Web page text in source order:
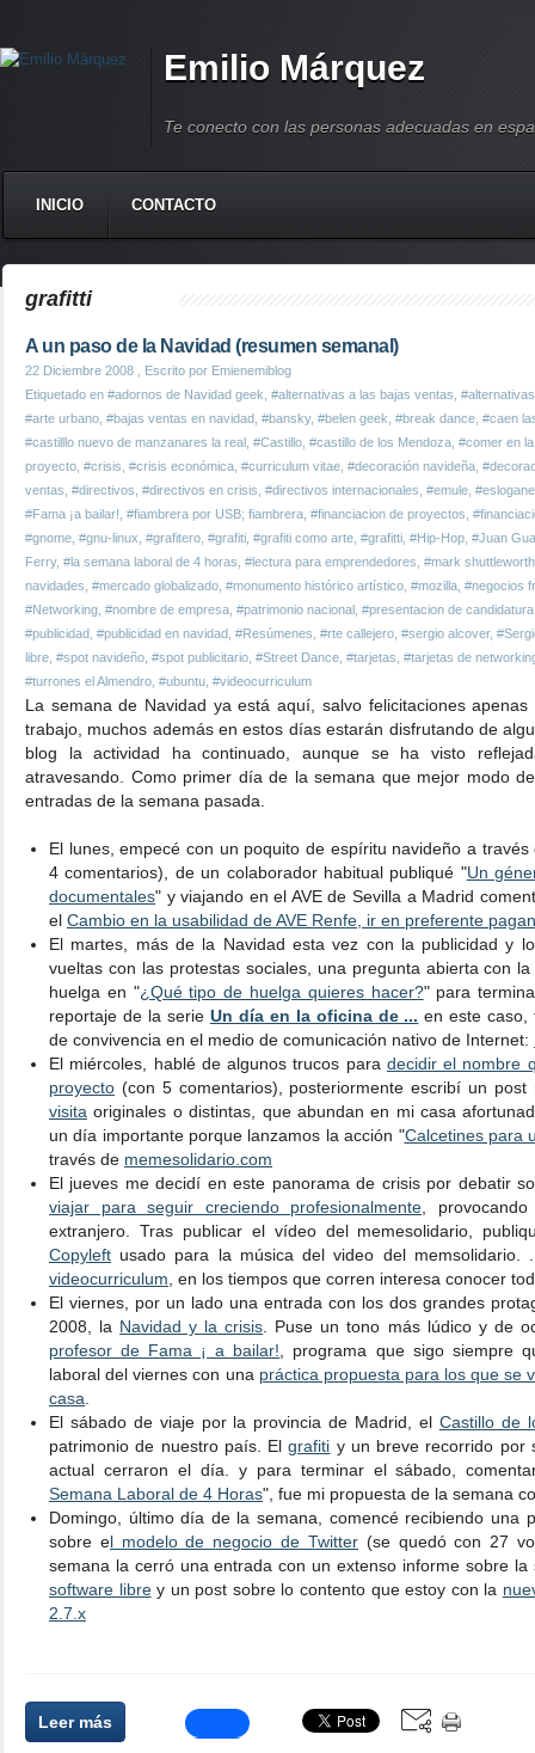
Emilio Márquez
Te conecto con las personas adecuadas en
INICIO CONTACTO
grafitti
A un paso de la Navidad (resumen semanal)
22 Diciembre 2008 , Escrito por Emienemiblog
Etiquetado en #adornos de Navidad geek #alternativas a las bajas ventas
#arte urbano #bajas ventas en navidad #bansky, #belen geek #break dance #caen
#castilllo nuevo de manzanares la real #Castillo #castillo de los Mendoza #comer en
proyecto #crisis #crisis económica #curriculum vitae #decoración navideña
ventas #directivos #directivos en crisis #directivos internacionales #emule
#Fama ¡a bailar! #fiambrera por USB; fiambrera #financiacion de proyectos
#gnome #gnu-linux #grafitero #grafiti #grafiti como arte #grafitti #Hip-Hop #Juan
Ferry, #la semana laboral de 4 horas #lectura para emprendedores #mark shuttleworth
navidades #mercado globalizado #monumento histórico artístico #mozilla #negocios
#Networking #nombre de empresa #patrimonio nacional #presentacion de candidatura
#publicidad #publicidad en navidad #Resúmenes #rte callejero #sergio alcover,
libre #spot navideño #spot publicitario #Street Dance #tarjetas #tarjetas de
#turrones el Almendro #ubuntu #videocurriculum
La semana de Navidad ya está aquí, salvo felicitaciones
trabajo, muchos además en estos días estarán disfrutando de
blog la actividad ha continuado, aunque se ha visto
atravesando. Como primer día de la semana que mejor modo
entradas de la semana pasada.
El lunes, empecé con un poquito de espíritu navideño a
4 comentarios), de un colaborador habitual publiqué "Un
documentales" y viajando en el AVE de Sevilla a Madrid
el Cambio en la usabilidad de AVE Renfe, ir en preferente
El martes, más de la Navidad esta vez con la publicidad y
vueltas con las protestas sociales, una pregunta abierta con
huelga en "¿Qué tipo de huelga quieres hacer?" para
reportaje de la serie Un día en la oficina de ... en este caso,
de convivencia en el medio de comunicación nativo de Internet:
El miércoles, hablé de algunos trucos para decidir el nombre
proyecto (con 5 comentarios), posteriormente escribí un
visita originales o distintas, que abundan en mi casa
un día importante porque lanzamos la acción "Calcetines para
través de memesolidario.com
El jueves me decidí en este panorama de crisis por debatir
viajar para seguir creciendo profesionalmente ,
extranjero. Tras publicar el vídeo del memesolidario,
Copyleft usado para la música del video del memsolidario.
videocurriculum , en los tiempos que corren interesa conocer
El viernes, por un lado una entrada con los dos grandes
2008, la Navidad y la crisis . Puse un tono más lúdico y de
profesor de Fama ¡ a bailar! , programa que sigo siempre
laboral del viernes con una práctica propuesta para los que se
casa
El sábado de viaje por la provincia de Madrid, el Castillo de
patrimonio de nuestro país. Elgrafiti y un breve recorrido por
actual cerraron el día. y para terminar el sábado,
Semana Laboral de 4 Horas", fue mi propuesta de la semana
Domingo, último día de la semana, comencé recibiendo una
sobre el modelo de negocio de Twitter(se quedó con 27
semana la cerró una entrada con un extenso informe sobre
software librey un post sobre lo contento que estoy con la
2.7.x
Leer más